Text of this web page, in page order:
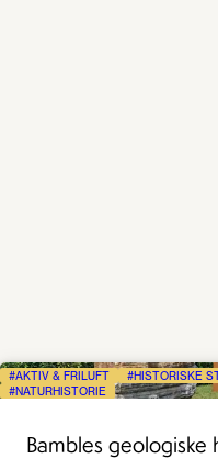
AKTIV & FRILUFT HISTORISKE
NATURHISTORIE
Bambles geologiske